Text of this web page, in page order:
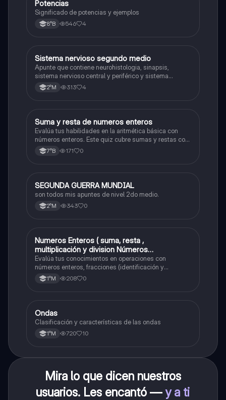
Matemáticas
Potencias
Significado de potencias y ejemplos
8°B 546 4
Biología
Sistema nervioso segundo medio
Apunte que contiene neurohistologia, sinapsis,
sistema nervioso central y periférico y sistema
endocrino
2°M 313 4
SMatemáticas
Suma y resta de numeros enteros
Evalúa tus habilidades en la aritmética básica con
números enteros. Este quiz cubre sumas y restas con
números positivos y negativos.
7°B 171 0
Historia
SEGUNDA GUERRA MUNDIAL
son todos mis apuntes de nivel 2do medio.
2°M 343 0
Matemáticas
Numeros Enteros ( suma, resta ,
multiplicación y division Números
Fraccionarios si es Propia o Impropia o mixto
( suma , resta , multiplicación y división)
Porcentaje ( fracción, porcentual y decimal).
Evalúa tus conocimientos en operaciones con
números enteros, fracciones (identificación y
operaciones) y conversiones de porcentajes (fracción,
decimal y viceversa).
1°M 208 0
Física
Ondas
Clasificación y características de las ondas
1°M 720 10
Mira lo que dicen nuestros
usuarios. Les encantó —y a ti